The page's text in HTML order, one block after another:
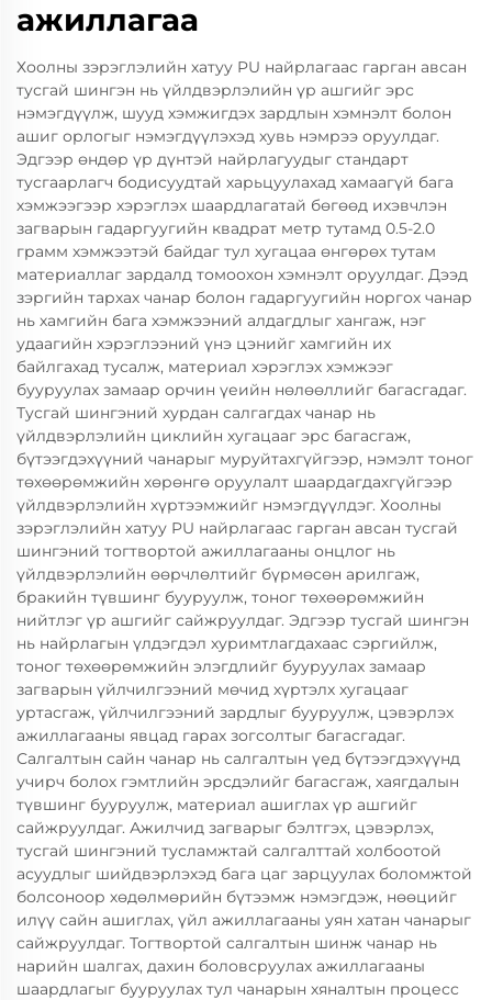
ажиллагаа
Хоолны зэрэглэлийн хатуу PU найрлагаас гарган авсан
тусгай шингэн нь үйлдвэрлэлийн үр ашгийг эрс
нэмэгдүүлж, шууд хэмжигдэх зардлын хэмнэлт болон
ашиг орлогыг нэмэгдүүлэхэд хувь нэмрээ оруулдаг.
Эдгээр өндөр үр дүнтэй найрлагуудыг стандарт
тусгаарлагч бодисуудтай харьцуулахад хамаагүй бага
хэмжээгээр хэрэглэх шаардлагатай бөгөөд ихэвчлэн
загварын гадаргуугийн квадрат метр тутамд 0.5-2.0
грамм хэмжээтэй байдаг тул хугацаа өнгөрөх тутам
материаллаг зардалд томоохон хэмнэлт оруулдаг. Дээд
зэргийн тархах чанар болон гадаргуугийн норгох чанар
нь хамгийн бага хэмжээний алдагдлыг хангаж, нэг
удаагийн хэрэглээний үнэ цэнийг хамгийн их
байлгахад тусалж, материал хэрэглэх хэмжээг
бууруулах замаар орчин үеийн нөлөөллийг багасгадаг.
Тусгай шингэний хурдан салгагдах чанар нь
үйлдвэрлэлийн циклийн хугацааг эрс багасгаж,
бүтээгдэхүүний чанарыг муруйтахгүйгээр, нэмэлт тоног
төхөөрөмжийн хөрөнгө оруулалт шаардагдахгүйгээр
үйлдвэрлэлийн хүртээмжийг нэмэгдүүлдэг. Хоолны
зэрэглэлийн хатуу PU найрлагаас гарган авсан тусгай
шингэний тогтвортой ажиллагааны онцлог нь
үйлдвэрлэлийн өөрчлөлтийг бүрмөсөн арилгаж,
бракийн түвшинг бууруулж, тоног төхөөрөмжийн
нийтлэг үр ашгийг сайжруулдаг. Эдгээр тусгай шингэн
нь найрлагын үлдэгдэл хуримтлагдахаас сэргийлж,
тоног төхөөрөмжийн элэгдлийг бууруулах замаар
загварын үйлчилгээний мөчид хүртэлх хугацааг
уртасгаж, үйлчилгээний зардлыг бууруулж, цэвэрлэх
ажиллагааны явцад гарах зогсолтыг багасгадаг.
Салгалтын сайн чанар нь салгалтын үед бүтээгдэхүүнд
учирч болох гэмтлийн эрсдэлийг багасгаж, хаягдалын
түвшинг бууруулж, материал ашиглах үр ашгийг
сайжруулдаг. Ажилчид загварыг бэлтгэх, цэвэрлэх,
тусгай шингэний тусламжтай салгалттай холбоотой
асуудлыг шийдвэрлэхэд бага цаг зарцуулах боломжтой
болсоноор хөдөлмөрийн бүтээмж нэмэгдэж, нөөцийг
илүү сайн ашиглах, үйл ажиллагааны уян хатан чанарыг
сайжруулдаг. Тогтвортой салгалтын шинж чанар нь
нарийн шалгах, дахин боловсруулах ажиллагааны
шаардлагыг бууруулах тул чанарын хяналтын процесс